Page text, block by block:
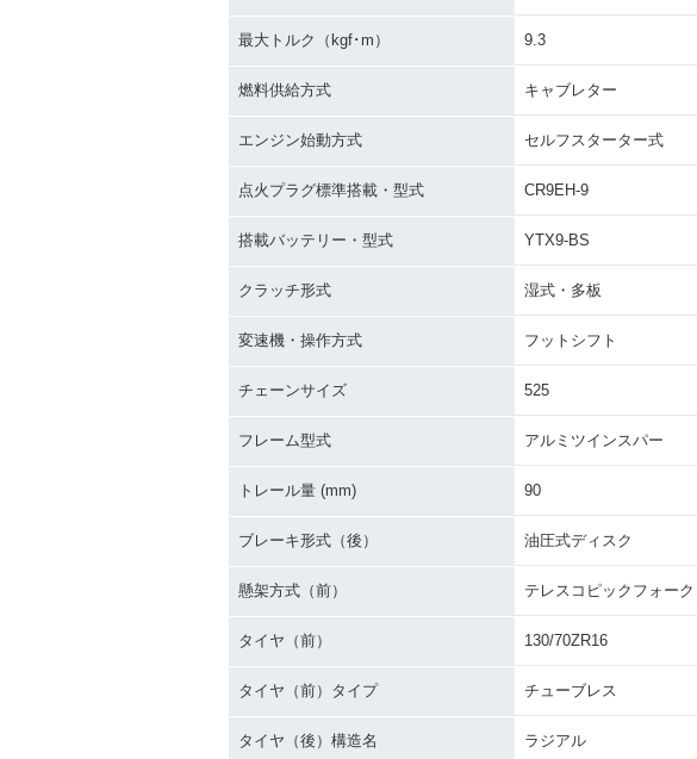
最大トルク（kgf･m） 9.3
燃料供給方式 キャブレター
エンジン始動方式 セルフスターター式
点火プラグ標準搭載・型式 CR9EH-9
搭載バッテリー・型式 YTX9-BS
クラッチ形式 湿式・多板
変速機・操作方式 フットシフト
チェーンサイズ 525
フレーム型式 アルミツインスパー
トレール量 (mm) 90
ブレーキ形式（後） 油圧式ディスク
懸架方式（前） テレスコピックフォーク
タイヤ（前） 130/70ZR16
タイヤ（前）タイプ チューブレス
タイヤ（後）構造名 ラジアル